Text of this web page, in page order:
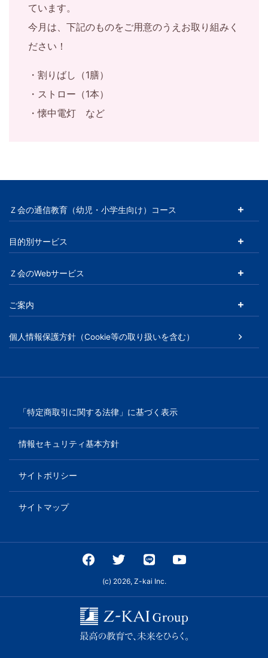
す。
ています。
今月は、下記のものをご用意のうえお取り組みく
ださい！
・割りばし（1膳）
・ストロー（1本）
・懐中電灯 など
Ｚ会の通信教育（幼児・小学生向け）コース
目的別サービス
Ｚ会のWebサービス
ご案内
個人情報保護方針（Cookie等の取り扱いを含む）
「特定商取引に関する法律」に基づく表示
情報セキュリティ基本方針
サイトポリシー
サイトマップ
(c) 2026, Z-kai Inc.